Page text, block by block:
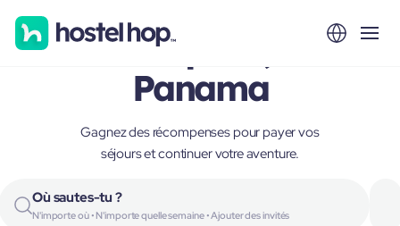
Boquete,
Panama
Gagnez des récompenses pour payer vos
séjours et continuer votre aventure.
Où sautes-tu ?
N'importe où • N'importe quelle semaine • Ajouter des invités